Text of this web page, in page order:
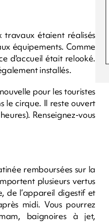
travaux étaient réalisés
équipements. Comme
d'accueil était relooké.
installés.
pour les touristes
le cirque. Il reste ouvert
Renseignez-vous
remboursées sur la
plusieurs vertus
de l’appareil digestif et
midi. Vous pourrez
baignoires à jet,